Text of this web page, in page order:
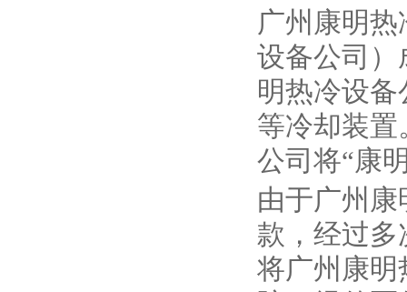
广州康明
设备公司）
明热冷设备
等冷却装
公司将“康
由于广州
款，经过多
将广州康明